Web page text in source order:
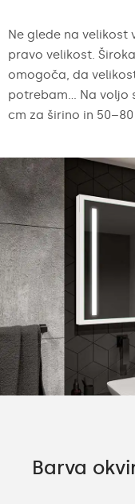
Ne glede na velikost
pravo velikost.
omogoča, da
potrebam... Na voljo
cm za širino in
Barva